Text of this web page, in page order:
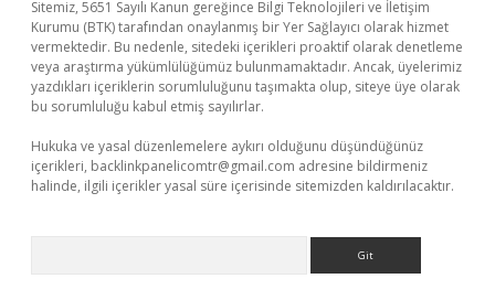
Sitemiz, 5651 Sayılı Kanun gereğince Bilgi Teknolojileri ve İletişim
Kurumu (BTK) tarafından onaylanmış bir Yer Sağlayıcı olarak hizmet
vermektedir. Bu nedenle, sitedeki içerikleri proaktif olarak denetleme
veya araştırma yükümlülüğümüz bulunmamaktadır. Ancak, üyelerimiz
yazdıkları içeriklerin sorumluluğunu taşımakta olup, siteye üye olarak
bu sorumluluğu kabul etmiş sayılırlar.
Hukuka ve yasal düzenlemelere aykırı olduğunu düşündüğünüz
içerikleri, backlinkpanelicomtr@gmail.com adresine bildirmeniz
halinde, ilgili içerikler yasal süre içerisinde sitemizden kaldırılacaktır.